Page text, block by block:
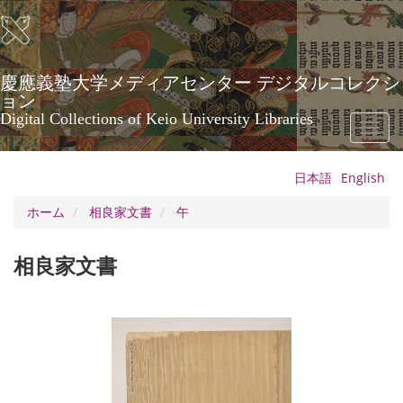
メ
イ
ン
コ
ン
テ
ン
ツ
に
慶應義塾大学メディアセンター デジタルコレクシ
ョン
Digital Collections of Keio University Libraries
Toggle
日本語 English
ホーム
相良家文書 午
相良家文書